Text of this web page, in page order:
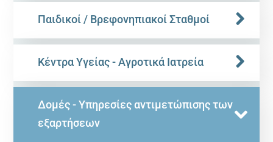
Παιδικοί / Βρεφονηπιακοί Σταθμοί
Κέντρα Υγείας - Αγροτικά Ιατρεία
Δομές - Υπηρεσίες αντιμετώπισης των
εξαρτήσεων